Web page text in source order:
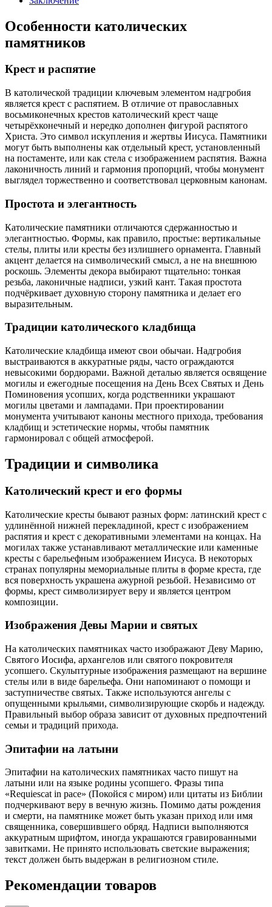
Особенности католических
памятников
Крест и распятие
В католической традиции ключевым элементом надгробия
является крест с распятием. В отличие от православных
восьмиконечных крестов католический крест чаще
четырёхконечный и нередко дополнен фигурой распятого
Христа. Это символ искупления и жертвы Иисуса. Памятники
могут быть выполнены как отдельный крест, установленный
на постаменте, или как стела с изображением распятия. Важна
лаконичность линий и гармония пропорций, чтобы монумент
выглядел торжественно и соответствовал церковным канонам.
Простота и элегантность
Католические памятники отличаются сдержанностью и
элегантностью. Формы, как правило, простые: вертикальные
стелы, плиты или кресты без излишнего орнамента. Главный
акцент делается на символический смысл, а не на внешнюю
роскошь. Элементы декора выбирают тщательно: тонкая
резьба, лаконичные надписи, узкий кант. Такая простота
подчёркивает духовную сторону памятника и делает его
выразительным.
Традиции католического кладбища
Католические кладбища имеют свои обычаи. Надгробия
выстраиваются в аккуратные ряды, часто ограждаются
невысокими бордюрами. Важной деталью является освящение
могилы и ежегодные посещения на День Всех Святых и День
Поминовения усопших, когда родственники украшают
могилы цветами и лампадами. При проектировании
монумента учитывают каноны местного прихода, требования
кладбищ и эстетические нормы, чтобы памятник
гармонировал с общей атмосферой.
Традиции и символика
Католический крест и его формы
Католические кресты бывают разных форм: латинский крест с
удлинённой нижней перекладиной, крест с изображением
распятия и крест с декоративными элементами на концах. На
могилах также устанавливают металлические или каменные
кресты с барельефным изображением Иисуса. В некоторых
странах популярны мемориальные плиты в форме креста, где
вся поверхность украшена ажурной резьбой. Независимо от
формы, крест символизирует веру и является центром
композиции.
Изображения Девы Марии и святых
На католических памятниках часто изображают Деву Марию,
Святого Иосифа, архангелов или святого покровителя
усопшего. Скульптурные изображения размещают на вершине
стелы или в виде барельефа. Они напоминают о помощи и
заступничестве святых. Также используются ангелы с
опущенными крыльями, символизирующие скорбь и надежду.
Правильный выбор образа зависит от духовных предпочтений
семьи и традиций прихода.
Эпитафии на латыни
Эпитафии на католических памятниках часто пишут на
латыни или на языке родины усопшего. Фразы типа
«Requiescat in pace» (Покойся с миром) или цитаты из Библии
подчеркивают веру в вечную жизнь. Помимо даты рождения
и смерти, на памятнике может быть указан приход или имя
священника, совершившего обряд. Надписи выполняются
аккуратным шрифтом, иногда украшаются гравированными
завитками. Не принято использовать светские выражения;
текст должен быть выдержан в религиозном стиле.
Рекомендации товаров